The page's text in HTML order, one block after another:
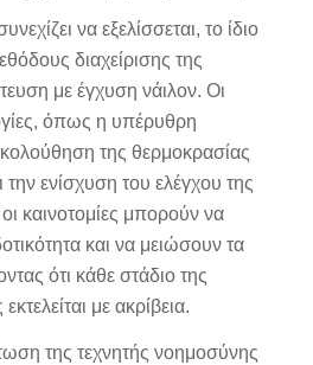
να εξελίσσεται, το ίδιο
διαχείρισης της
με έγχυση νάιλον. Οι
όπως η υπέρυθρη
της θερμοκρασίας
την ενίσχυση του ελέγχου της
καινοτομίες μπορούν να
και να μειώσουν τα
ότι κάθε στάδιο της
με ακρίβεια.
της τεχνητής νοημοσύνης